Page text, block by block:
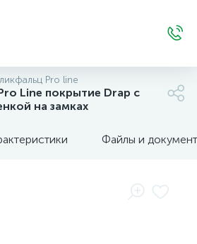
Pro line
Line покрытие Drap с
на замках
Файлы и